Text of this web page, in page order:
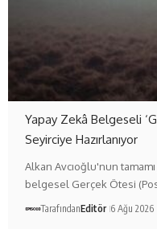
Yapay Zekâ Belgeseli
Seyirciye Hazırlanıyor
Alkan Avcıoğlu'nun
belgesel Gerçek Ötesi
TarafındanEditör 6 Ağu 2026